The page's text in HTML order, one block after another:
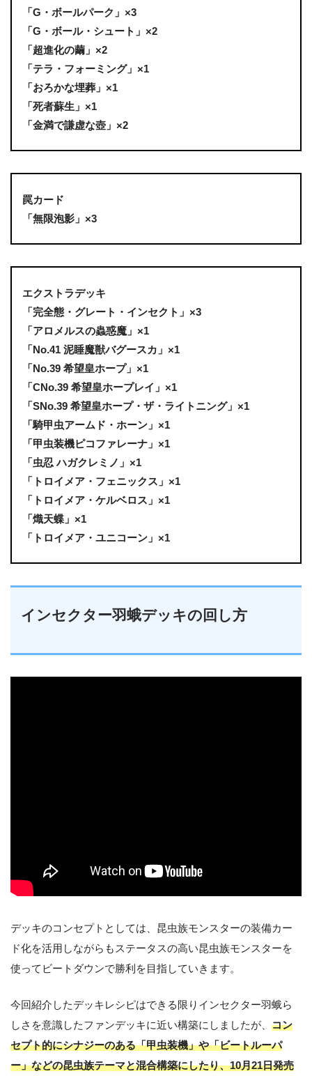
「G・ボールパーク」×3
「G・ボール・シュート」×2
「超進化の繭」×2
「テラ・フォーミング」×1
「おろかな埋葬」×1
「死者蘇生」×1
「金満で謙虚な壺」×2
罠カード
「無限泡影」×3
エクストラデッキ
「完全態・グレート・インセクト」×3
「アロメルスの蟲惑魔」×1
「No.41 泥睡魔獣バグースカ」×1
「No.39 希望皇ホープ」×1
「CNo.39 希望皇ホープレイ」×1
「SNo.39 希望皇ホープ・ザ・ライトニング」×1
「騎甲虫アームド・ホーン」×1
「甲虫装機ピコファレーナ」×1
「虫忍 ハガクレミノ」×1
「トロイメア・フェニックス」×1
「トロイメア・ケルベロス」×1
「熾天蝶」×1
「トロイメア・ユニコーン」×1
インセクター羽蛾デッキの回し方
デッキのコンセプトとしては、昆虫族モンスターの装備カー
ド化を活用しながらもステータスの高い昆虫族モンスターを
使ってビートダウンで勝利を目指していきます。
今回紹介したデッキレシピはできる限りインセクター羽蛾ら
しさを意識したファンデッキに近い構築にしましたが、 コン
セプト的にシナジーのある「甲虫装機」や「ビートルーパ
ー」などの昆虫族テーマと混合構築にしたり、10月21日発売